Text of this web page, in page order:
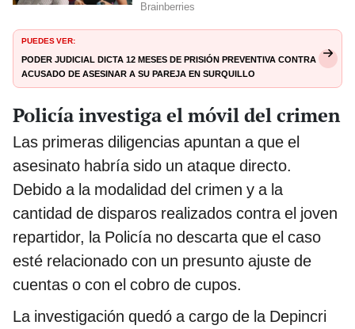
PUEDES VER:
Poder Judicial dicta 12 meses de prisión preventiva contra
acusado de asesinar a su pareja en Surquillo
Policía investiga el móvil del crimen
Las primeras diligencias apuntan a que el
asesinato habría sido un ataque directo.
Debido a la modalidad del crimen y a la
cantidad de disparos realizados contra el joven
repartidor, la Policía no descarta que el caso
esté relacionado con un presunto ajuste de
cuentas o con el cobro de cupos.
La investigación quedó a cargo de la Depincri